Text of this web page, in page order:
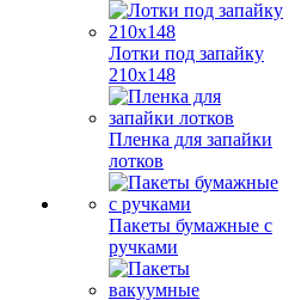
Лотки под запайку
210х148
Пленка для запайки
лотков
Пакеты бумажные с
ручками